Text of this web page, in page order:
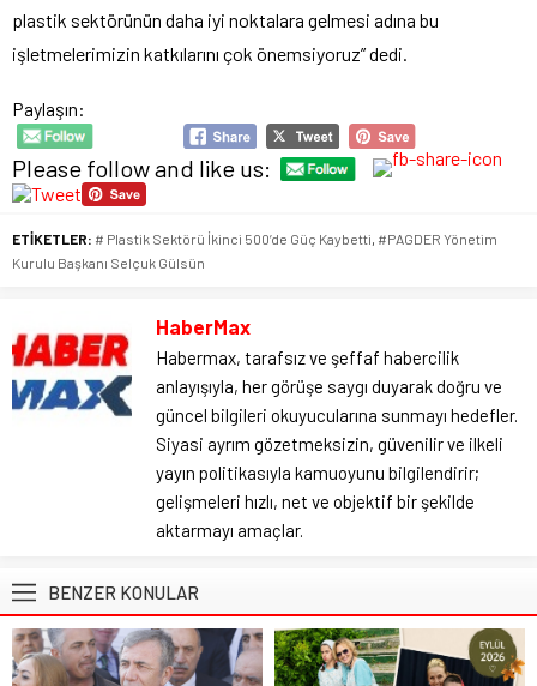
plastik sektörünün daha iyi noktalara gelmesi adına bu
işletmelerimizin katkılarını çok önemsiyoruz” dedi.
Paylaşın:
Please follow and like us:
ETİKETLER: # Plastik Sektörü İkinci 500’de Güç Kaybetti #PAGDER Yönetim
Kurulu Başkanı Selçuk Gülsün
HaberMax
Habermax, tarafsız ve şeffaf habercilik
anlayışıyla, her görüşe saygı duyarak doğru ve
güncel bilgileri okuyucularına sunmayı hedefler.
Siyasi ayrım gözetmeksizin, güvenilir ve ilkeli
yayın politikasıyla kamuoyunu bilgilendirir;
gelişmeleri hızlı, net ve objektif bir şekilde
aktarmayı amaçlar.
BENZER KONULAR